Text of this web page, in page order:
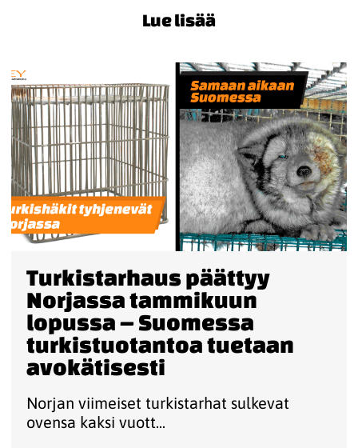
Lue lisää
Turkistarhaus päättyy
Norjassa tammikuun
lopussa – Suomessa
turkistuotantoa tuetaan
avokätisesti
Norjan viimeiset turkistarhat sulkevat
ovensa kaksi vuott...